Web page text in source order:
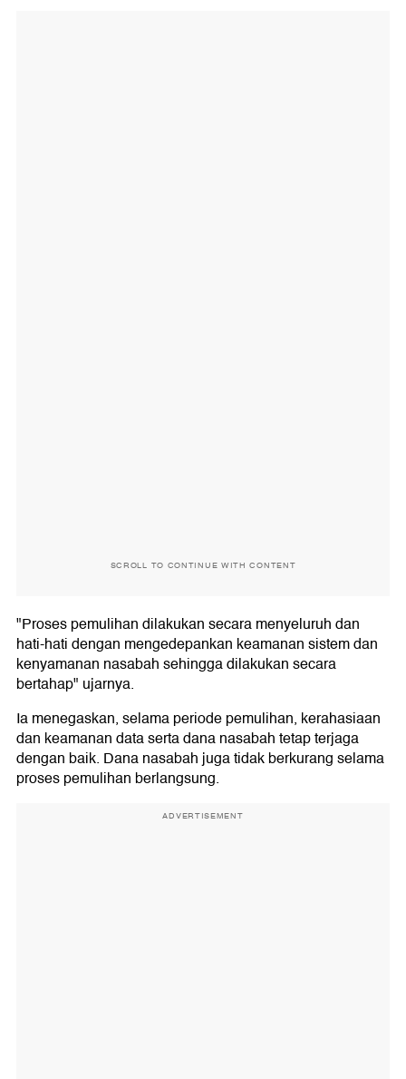
SCROLL TO CONTINUE WITH CONTENT
"Proses pemulihan dilakukan secara menyeluruh dan
hati-hati dengan mengedepankan keamanan sistem dan
kenyamanan nasabah sehingga dilakukan secara
bertahap" ujarnya.
Ia menegaskan, selama periode pemulihan, kerahasiaan
dan keamanan data serta dana nasabah tetap terjaga
dengan baik. Dana nasabah juga tidak berkurang selama
proses pemulihan berlangsung.
ADVERTISEMENT